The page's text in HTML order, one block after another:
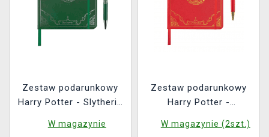
Zestaw podarunkowy
Harry Potter - Slytherin
W magazynie
Zestaw podarunkowy
Harry Potter -
długopis)
W magazynie (2szt.)